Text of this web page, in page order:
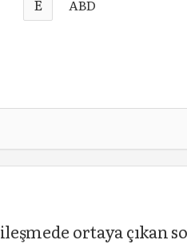
E ABD
ortaya